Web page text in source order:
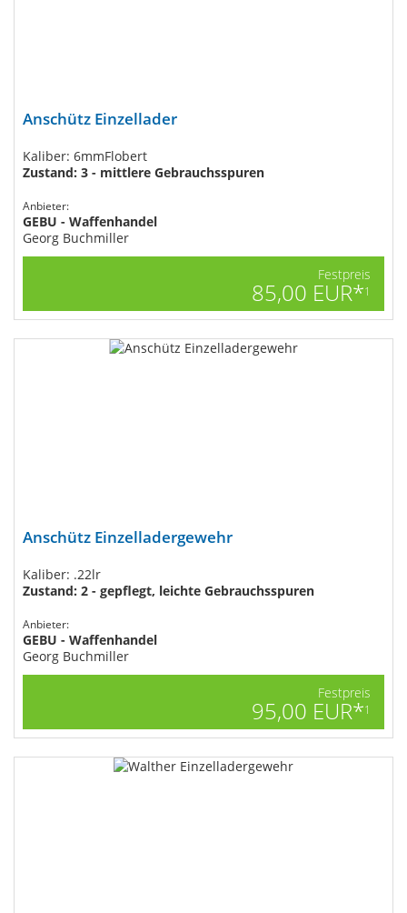
Anschütz Einzellader
Kaliber: 6mmFlobert
Zustand: 3 - mittlere Gebrauchsspuren
Anbieter:
GEBU - Waffenhandel
Georg Buchmiller
Festpreis
85,00 EUR*1
Anschütz Einzelladergewehr
Kaliber: .22lr
Zustand: 2 - gepflegt, leichte Gebrauchsspuren
Anbieter:
GEBU - Waffenhandel
Georg Buchmiller
Festpreis
95,00 EUR*1